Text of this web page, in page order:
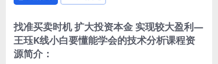
找准买卖时机 扩大投资本金 实现较大盈利—
王珏K线小白要懂能学会的技术分析课程资
源简介：